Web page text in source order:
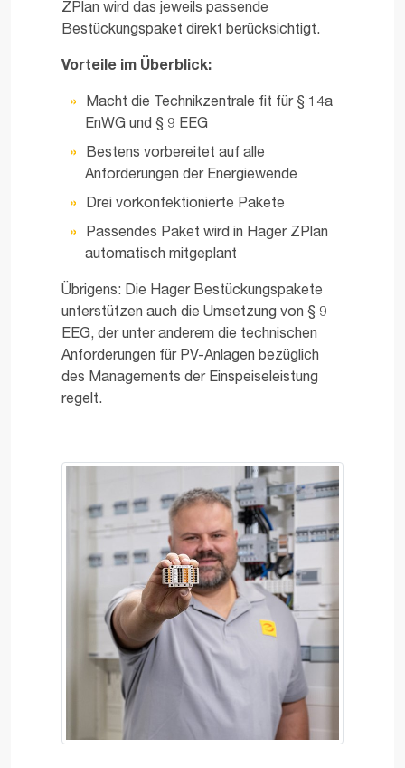
ZPlan wird das jeweils passende
Bestückungspaket direkt berücksichtigt.
Vorteile im Überblick:
Macht die Technikzentrale fit für § 14a
EnWG und § 9 EEG
Bestens vorbereitet auf alle
Anforderungen der Energiewende
Drei vorkonfektionierte Pakete
Passendes Paket wird in Hager ZPlan
automatisch mitgeplant
Übrigens: Die Hager Bestückungspakete
unterstützen auch die Umsetzung von § 9
EEG, der unter anderem die technischen
Anforderungen für PV-Anlagen bezüglich
des Managements der Einspeiseleistung
regelt.